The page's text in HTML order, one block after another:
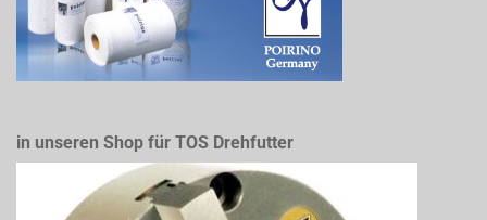
in unseren Shop für TOS Drehfutter